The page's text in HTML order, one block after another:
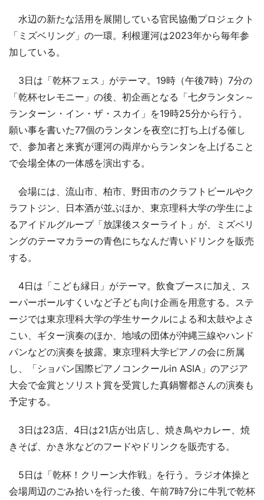
水辺の新たな活用を展開している官民協働プロジェクト
「ミズベリング」の一環。利根運河は2023年から毎年参
加している。
3日は「乾杯フェス」がテーマ。19時（午後7時）7分の
「乾杯セレモニー」の後、初企画となる「七夕ランタン～
ランターン・イン・ザ・スカイ」を19時25分から行う。
願い事を書いた77個のランタンを夜空に打ち上げる催し
で、参加者と来賓が運河の両岸からランタンを上げること
で会場全体の一体感を演出する。
会場には、流山市、柏市、野田市のクラフトビールやク
ラフトジン、日本酒が並ぶほか、東京理科大学の学生によ
るアイドルグループ「放課後スターライト」が、ミズベリ
ングのテーマカラーの青色にちなんだ青いドリンクを販売
する。
4日は「こども縁日」がテーマ。飲食ブースに加え、ス
ーパーボールすくいなど子ども向け企画を用意する。ステ
ージでは東京理科大学の学生サークルによる和太鼓やよさ
こい、ギター演奏のほか、地域の団体が沖縄三線やハンド
パンなどの演奏を披露。東京理科大学ピアノの会に所属
し、「ショパン国際ピアノコンクールin ASIA」のアジア
大会で金賞とソリスト賞を受賞した真鍋響都さんの演奏も
予定する。
3日は23店、4日は21店が出店し、焼き鳥やカレー、焼
きそば、かき氷などのフードやドリンクを販売する。
5日は「乾杯！クリーン大作戦」を行う。ラジオ体操と
会場周辺のごみ拾いを行った後、午前7時7分に牛乳で乾杯